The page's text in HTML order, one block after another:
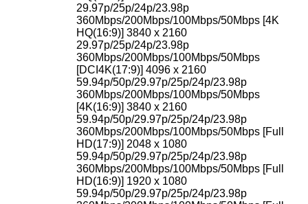
29.97p/25p/24p/23.98p
360Mbps/200Mbps/100Mbps/50Mbps [4K
HQ(16:9)] 3840 x 2160
29.97p/25p/24p/23.98p
360Mbps/200Mbps/100Mbps/50Mbps
[DCI4K(17:9)] 4096 x 2160
59.94p/50p/29.97p/25p/24p/23.98p
360Mbps/200Mbps/100Mbps/50Mbps
[4K(16:9)] 3840 x 2160
59.94p/50p/29.97p/25p/24p/23.98p
360Mbps/200Mbps/100Mbps/50Mbps [Full
HD(17:9)] 2048 x 1080
59.94p/50p/29.97p/25p/24p/23.98p
360Mbps/200Mbps/100Mbps/50Mbps [Full
HD(16:9)] 1920 x 1080
59.94p/50p/29.97p/25p/24p/23.98p